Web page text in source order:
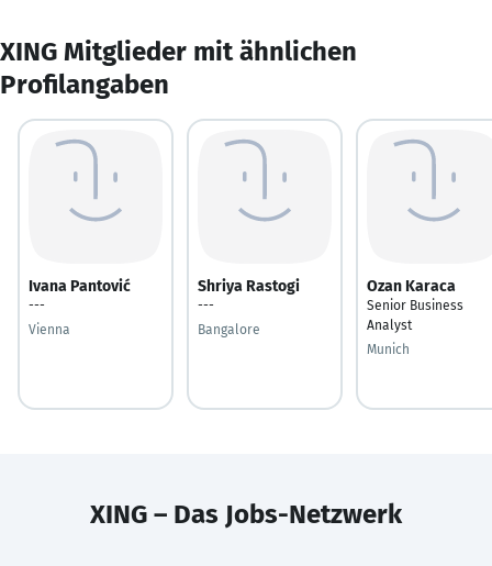
XING Mitglieder mit ähnlichen
Profilangaben
Ivana Pantović
---
Vienna
Shriya Rastogi
---
Bangalore
Ozan Karaca
Senior Business
Analyst
Munich
XING – Das Jobs-Netzwerk